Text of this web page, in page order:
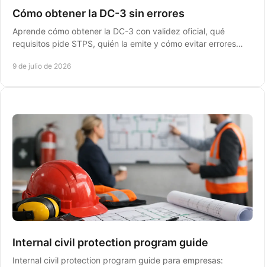
Cómo obtener la DC-3 sin errores
Aprende cómo obtener la DC-3 con validez oficial, qué
requisitos pide STPS, quién la emite y cómo evitar errores
9 de julio de 2026
Internal civil protection program guide
Internal civil protection program guide para empresas: